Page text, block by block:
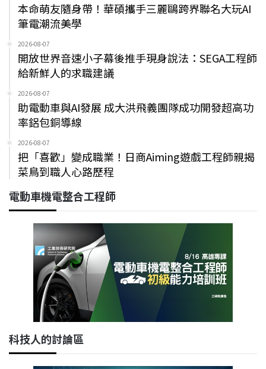
本命萌友隨身帶！華碩攜手三麗鷗跨界聯名大玩AI
筆電潮流美學
2026-08-07
開放世界音速小子幕後推手現身說法：SEGA工程師
給新鮮人的求職建議
2026-08-07
助電動車與AI發展 成大洪飛義團隊成功開發超高功
率鋁包銅導線
2026-08-07
把「喜歡」變成職業！日商Aiming遊戲工程師親揭
菜鳥到職人心路歷程
電動車機電整合工程師
科技人的討論區